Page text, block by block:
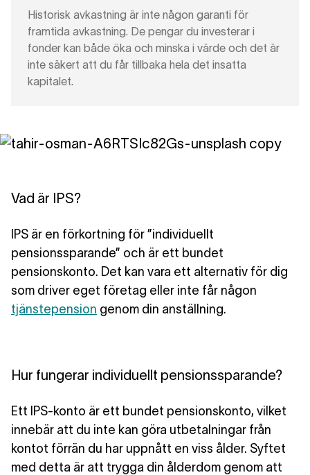
Historisk avkastning är inte någon garanti för
framtida avkastning. De pengar du investerar i
fonder kan både öka och minska i värde och det är
inte säkert att du får tillbaka hela det insatta
kapitalet.
Vad är IPS?
IPS är en förkortning för ”individuellt
pensionssparande” och är ett bundet
pensionskonto. Det kan vara ett alternativ för dig
som driver eget företag eller inte får någon
tjänstepension genom din anställning.
Hur fungerar individuellt pensionssparande?
Ett IPS-konto är ett bundet pensionskonto, vilket
innebär att du inte kan göra utbetalningar från
kontot förrän du har uppnått en viss ålder. Syftet
med detta är att trygga din ålderdom genom att